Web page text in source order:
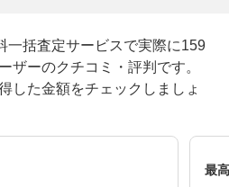
一括査定サービスで実際に159
ザーのクチコミ・評判です。
した金額をチェックしましょ
最